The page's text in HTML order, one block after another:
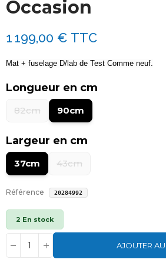
Occasion
1 199,00 € TTC
Mat + fuselage D/lab de Test Comme neuf.
Longueur en cm
82cm 90cm
Largeur en cm
37cm 43cm
Référence 20284992
2 En stock
AJOUTER